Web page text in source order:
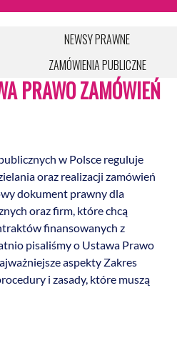
NEWSY PRAWNE
ZAMÓWIENIA PUBLICZNE
PRAWO ZAMÓWIEŃ
w Polsce reguluje
oraz realizacji zamówień
dokument prawny dla
oraz firm, które chcą
finansowanych z
pisaliśmy o Ustawa Prawo
aspekty Zakres
i zasady, które muszą